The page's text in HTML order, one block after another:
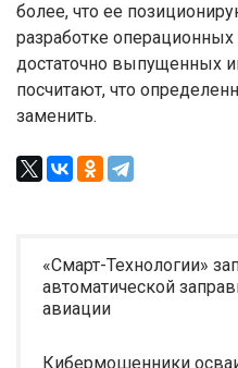
более, что ее
разработке
достаточно выпущенных
посчитают, что
заменить.
«Смарт-Технологии»
автоматической
авиации
Кибермошенники